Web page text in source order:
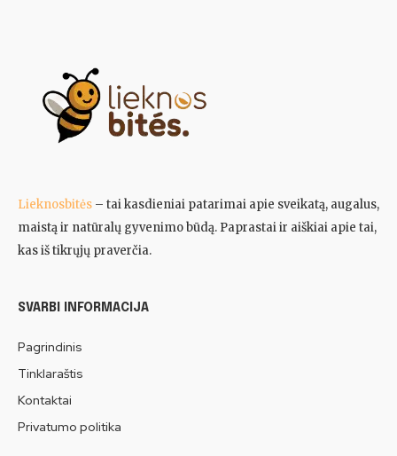
Lieknosbitės – tai kasdieniai patarimai apie sveikatą, augalus,
maistą ir natūralų gyvenimo būdą. Paprastai ir aiškiai apie tai,
kas iš tikrųjų praverčia.
SVARBI INFORMACIJA
Pagrindinis
Tinklaraštis
Kontaktai
Privatumo politika